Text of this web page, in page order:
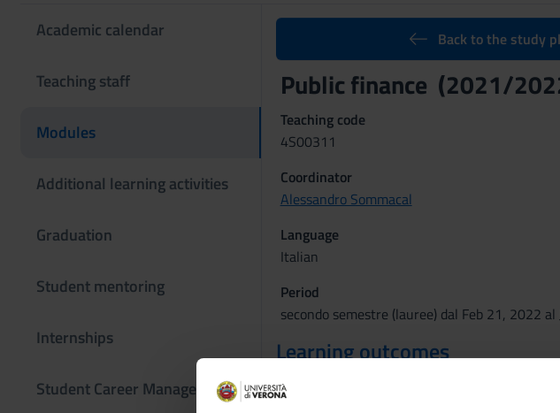
Academic calendar
Teaching staff
Modules
Additional learning activities
Graduation
Student mentoring
Internships
Student Career Management
Back to the study
Public finance (2021/
Teaching code
4S00311
Coordinator
Alessandro Sommacal
Language
Italian
Period
secondo semestre (lauree) dal Feb 21, 2022
Learning outcomes
The aim of the course is to provide students
justifications for the economic role of the